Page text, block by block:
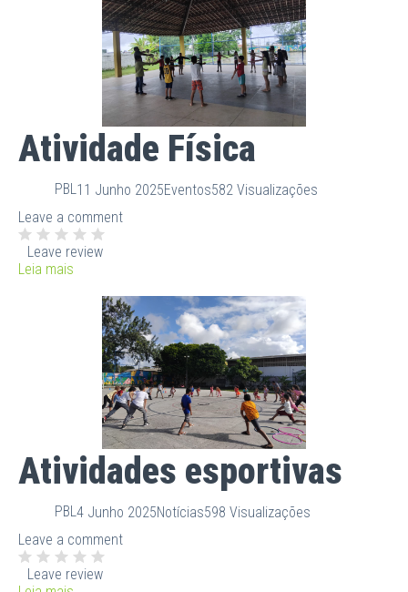
Atividade Física
PBL11 Junho 2025Eventos582 Visualizações
Leave a comment
Leave review
Leia mais
Atividades esportivas
PBL4 Junho 2025Notícias598 Visualizações
Leave a comment
Leave review